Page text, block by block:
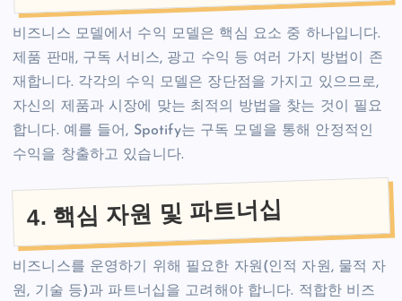
비즈니스 모델에서 수익 모델은 핵심 요소 중 하나입니다.
제품 판매, 구독 서비스, 광고 수익 등 여러 가지 방법이 존
재합니다. 각각의 수익 모델은 장단점을 가지고 있으므로,
자신의 제품과 시장에 맞는 최적의 방법을 찾는 것이 필요
합니다. 예를 들어, Spotify는 구독 모델을 통해 안정적인
수익을 창출하고 있습니다.
4. 핵심 자원 및 파트너십
비즈니스를 운영하기 위해 필요한 자원(인적 자원, 물적 자
원, 기술 등)과 파트너십을 고려해야 합니다. 적합한 비즈